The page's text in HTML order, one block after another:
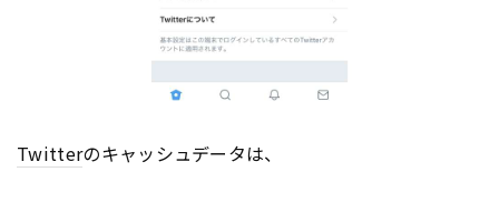
Twitterのキャッシュデータは、